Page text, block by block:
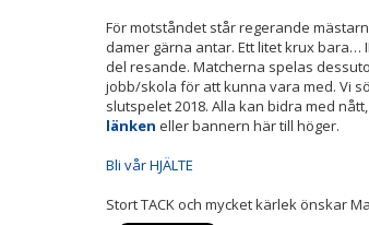
För motståndet står regerande
damer gärna antar. Ett litet krux bara…
del resande. Matcherna spelas
jobb/skola för att kunna vara med. Vi
slutspelet 2018. Alla kan bidra med
länken eller bannern här till höger.
Bli vår HJÄLTE
Stort TACK och mycket kärlek önskar